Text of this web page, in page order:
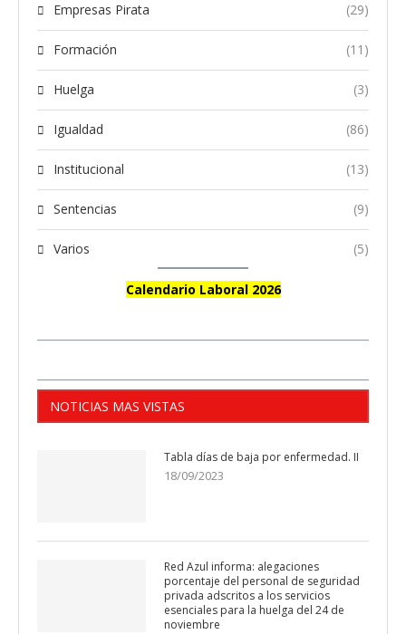
Empresas Pirata (29)
Formación (11)
Huelga (3)
Igualdad (86)
Institucional (13)
Sentencias (9)
Varios (5)
Calendario Laboral 2026
NOTICIAS MAS VISTAS
Tabla días de baja por enfermedad. II
18/09/2023
Red Azul informa: alegaciones
porcentaje del personal de seguridad
privada adscritos a los servicios
esenciales para la huelga del 24 de
noviembre